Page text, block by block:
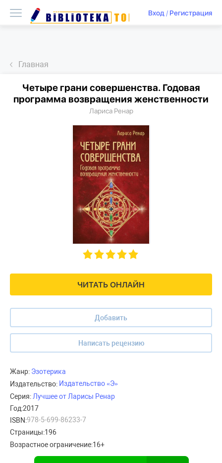
Вход/ Регистрация
Главная
ЧИТАТЬ ОНЛАЙН
Добавить
Написать рецензию
Четыре грани совершенства. Годовая
программа возвращения женственности
Лариса Ренар
Жанр: Эзотерика
Издательство: Издательство «Э»
Серия: Лучшее от Ларисы Ренар
Год:2017
ISBN:978-5-699-86233-7
Страницы:196
Возрастное ограничение:16+